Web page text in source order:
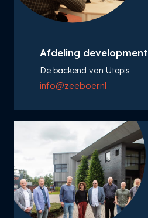
Afdeling development
De backend van Utopis
info@zeeboer.nl